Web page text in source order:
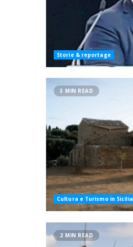
Storie & reportage
3 MIN READ
Cultura e Turismo in Sicilia
2 MIN READ